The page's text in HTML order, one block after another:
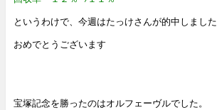
というわけで、今週はたっけさんが的中しました
おめでとうございます
宝塚記念を勝ったのはオルフェーヴルでした。